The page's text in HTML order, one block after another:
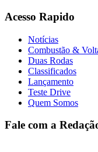
Acesso Rapido
Notícias
Combustão &
Duas Rodas
Classificados
Lançamento
Teste Drive
Quem Somos
Fale com a